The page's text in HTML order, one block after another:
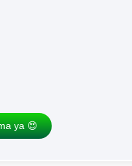
ya 😍